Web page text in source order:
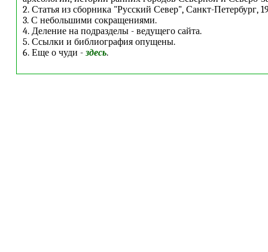
2. Статья из сборника "Русский Север", Санкт-Петербург,
3. С небольшими сокращениями.
4. Деление на подразделы - ведущего сайта.
5. Ссылки и библиография опущены.
6. Еще о чуди -здесь.